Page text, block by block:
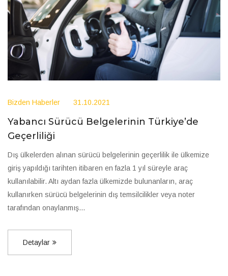
Bizden Haberler 31.10.2021
Yabancı Sürücü Belgelerinin Türkiye’de
Geçerliliği
Dış ülkelerden alınan sürücü belgelerinin geçerlilik ile ülkemize
giriş yapıldığı tarihten itibaren en fazla 1 yıl süreyle araç
kullanılabilir. Altı aydan fazla ülkemizde bulunanların, araç
kullanırken sürücü belgelerinin dış temsilcilikler veya noter
tarafından onaylanmış...
Detaylar